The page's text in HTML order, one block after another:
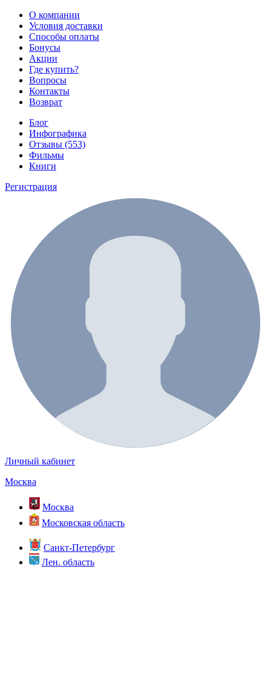
О компании
Условия доставки
Способы оплаты
Бонусы
Акции
Где купить?
Вопросы
Контакты
Возврат
Блог
Инфографика
Отзывы (553)
Фильмы
Книги
Регистрация
Личный кабинет
Москва
Москва
Московская область
Санкт-Петербург
Лен. область